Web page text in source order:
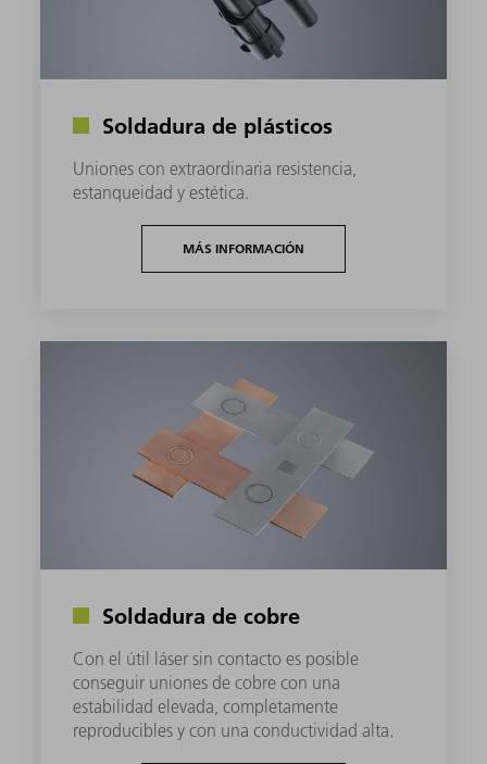
Soldadura de plásticos
Uniones con extraordinaria resistencia,
estanqueidad y estética.
MÁS INFORMACIÓN
Soldadura de cobre
Con el útil láser sin contacto es posible
conseguir uniones de cobre con una
estabilidad elevada, completamente
reproducibles y con una conductividad alta.